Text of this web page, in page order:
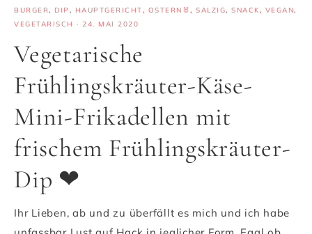
BURGER, DIP , HAUPTGERICHT, OSTERN🐰 , SALZIG, SNACK, VEGAN,
VEGETARISCH · 24. MAI 2020
Vegetarische
Frühlingskräuter-Käse-
Mini-Frikadellen mit
frischem Frühlingskräuter-
Dip ❤
Ihr Lieben, ab und zu überfällt es mich und ich habe